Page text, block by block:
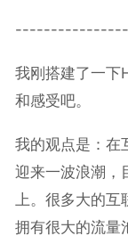
我刚搭建了一下
和感受吧。
我的观点是：在
迎来一波浪潮，
上。很多大的
拥有很大的流量